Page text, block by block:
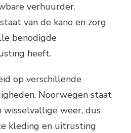
verhuurder.
van de kano en zorg
benodigde
heeft.
op verschillende
Noorwegen staat
wisselvallige weer, dus
kleding en uitrusting